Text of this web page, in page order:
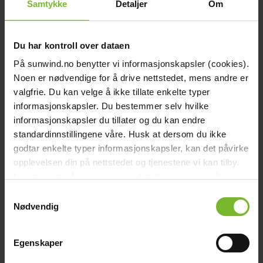
Samtykke Detaljer Om
Du har kontroll over dataen
På sunwind.no benytter vi informasjonskapsler (cookies).
Noen er nødvendige for å drive nettstedet, mens andre er
valgfrie. Du kan velge å ikke tillate enkelte typer
informasjonskapsler. Du bestemmer selv hvilke
informasjonskapsler du tillater og du kan endre
standardinnstillingene våre. Husk at dersom du ikke
godtar enkelte typer informasjonskapsler, kan det påvirke
opplevelsen din på nettstedet og tjenestene vi kan tilby.
Nødvendig
Egenskaper
chevron_right
chevron_right
Reservdelar - Grill Sunwind (2008 till 2018)
Reservdelar - Grill Jamie Oliver chevron_right
Reservdelar - Energi chevron_right
Reservdelar - Vatten chevron_right
Reservdelar - Wallas chevron_right
close
chevron_left Tillbaka till huvudmenyn Se alla
Kök & Gasol
Vatten chevron_right
Startsida
Ofta ställda frågor
Energi
Kan jag seriekoppla solpaneler och använda en MPPT-
regulator?
Kök och
Gasol Toalett Vatten